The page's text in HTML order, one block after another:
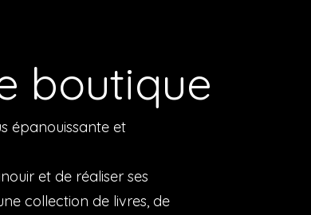
boutique
épanouissante et
et de réaliser ses
collection de livres, de